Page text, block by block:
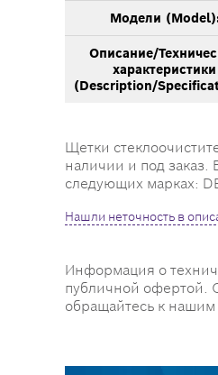
Модели
Описание/
характеристики
(Description/
Щетки
наличии и под заказ.
следующих марках:
Нашли неточность в
Информация о
публичной офертой.
обращайтесь к